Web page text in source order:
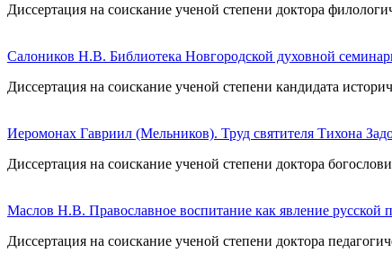
Диссертация на соискание ученой степени доктора
Салоников Н.В. Библиотека Новгородской духовной
Диссертация на соискание ученой степени кандидата
Иеромонах Гавриил (Мельников). Труд святителя Тихона
Диссертация на соискание ученой степени доктора
Маслов Н.В. Православное воспитание как явление русской
Диссертация на соискание ученой степени доктора